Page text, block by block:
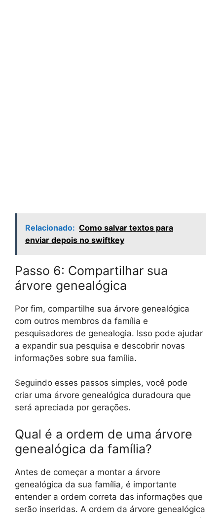
Relacionado: Como salvar textos para
enviar depois no swiftkey
Passo 6: Compartilhar sua
árvore genealógica
Por fim, compartilhe sua árvore genealógica
com outros membros da família e
pesquisadores de genealogia. Isso pode ajudar
a expandir sua pesquisa e descobrir novas
informações sobre sua família.
Seguindo esses passos simples, você pode
criar uma árvore genealógica duradoura que
será apreciada por gerações.
Qual é a ordem de uma árvore
genealógica da família?
Antes de começar a montar a árvore
genealógica da sua família, é importante
entender a ordem correta das informações que
serão inseridas. A ordem da árvore genealógica